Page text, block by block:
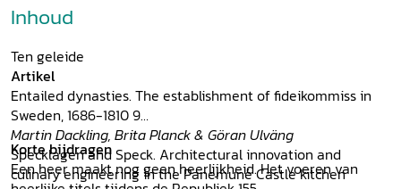
Inhoud
Ten geleide
Artikel
Entailed dynasties. The establishment of fideikommiss in
Sweden, 1686-1810 9
Martin Dackling, Brita Planck & Göran Ulväng
Specklagen and Speck. Architectural innovation and
culinary engineering in the Panemunė Castle kitchen
Korte bijdragen
Een heer maakt nog geen heerlijkheid. Het voeren van